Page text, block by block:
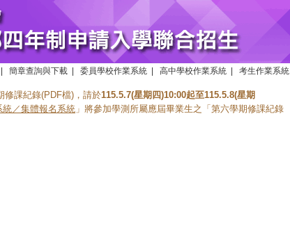
簡章查詢與下載 委員學校作業系統 高中學校作業系統 考生作業系統
修課紀錄(PDF檔)，請於115.5.7(星期四)10:00起至115.5.8(星期
／集體報名系統 」將參加學測所屬應屆畢業生之「第六學期修課紀錄